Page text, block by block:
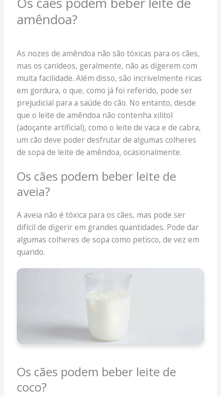
amêndoa?
As nozes de amêndoa não são tóxicas para os cães,
mas os canídeos, geralmente, não as digerem com
muita facilidade. Além disso, são incrivelmente ricas
em gordura, o que, como já foi referido, pode ser
prejudicial para a saúde do cão. No entanto, desde
que o leite de amêndoa não contenha xilitol
(adoçante artificial), como o leite de vaca e de cabra,
um cão deve poder desfrutar de algumas colheres
de sopa de leite de amêndoa, ocasionalmente.
Os cães podem beber leite de
aveia?
A aveia não é tóxica para os cães, mas pode ser
difícil de digerir em grandes quantidades. Pode dar
algumas colheres de sopa como petisco, de vez em
quando.
Os cães podem beber leite de
coco?